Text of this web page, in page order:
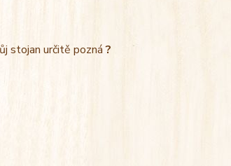
stojan určitě pozná?